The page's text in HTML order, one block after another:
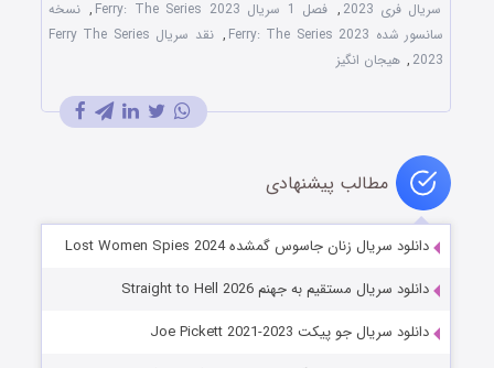
سریال فری 2023 , فصل 1 سریال Ferry: The Series 2023 , نسخه
سانسور شده Ferry: The Series 2023
,
نقد سریال Ferry The Series
2023
, هیجان انگیز
مطالب پیشنهادی
دانلود سریال زنان جاسوس گمشده Lost Women Spies 2024
دانلود سریال مستقیم به جهنم Straight to Hell 2026
دانلود سریال جو پیکت Joe Pickett 2021-2023